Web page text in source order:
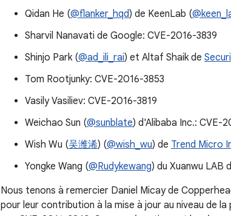
Qidan He (@flanker_hqd) de KeenLab (
Sharvil Nanavati de Google: CVE-2016-3839
Shinjo Park (@ad_ili_rai) et Altaf Shaik de
Tom Rootjunky: CVE-2016-3853
Vasily Vasiliev: CVE-2016-3819
Weichao Sun (@sunblate) d'Alibaba Inc.: CVE-
Wish Wu (吴潍浠) (@wish_wu) de Trend Micro
Yongke Wang (@Rudykewang) du Xuanwu LAB
Nous tenons à remercier Daniel Micay de
pour leur contribution à la mise à jour au niveau de